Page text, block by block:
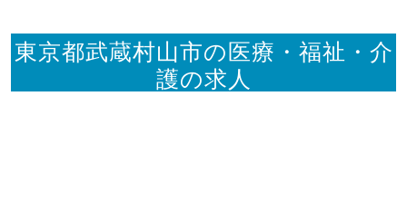
東京都武蔵村山市の医療・福祉・介
護の求人